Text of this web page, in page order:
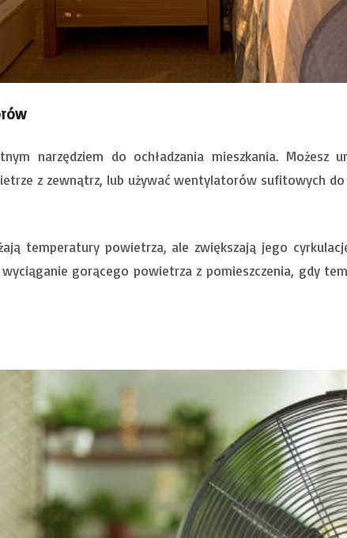
narzędziem do ochładzania mieszkania. Możesz
z zewnątrz, lub używać wentylatorów sufitowych
temperatury powietrza, ale zwiększają jego
gorącego powietrza z pomieszczenia, gdy